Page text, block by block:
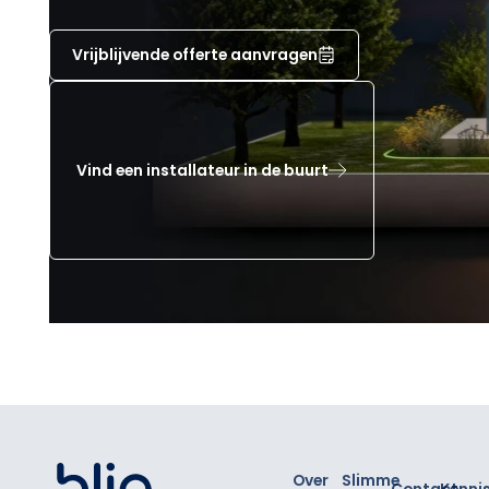
Vrijblijvende offerte aanvragen
Vind een installateur in de buurt
Over
Slimme